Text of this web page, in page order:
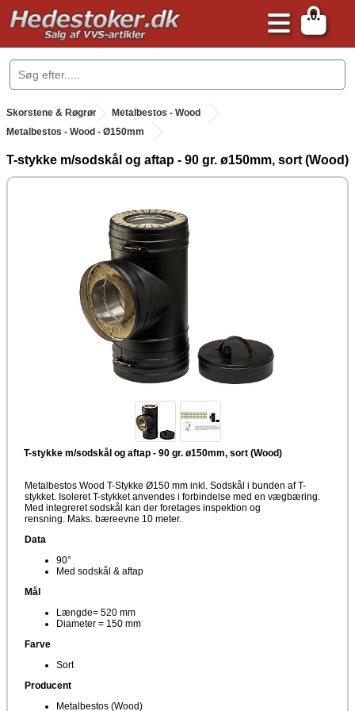
0
.
Skorstene & Røgrør .
Metalbestos - Wood
Metalbestos - Wood - Ø150mm
T-stykke m/sodskål og aftap - 90 gr. ø150mm, sort (Wood)
T-stykke m/sodskål og aftap - 90 gr. ø150mm, sort (Wood)
Metalbestos Wood T-Stykke Ø150 mm inkl. Sodskål i bunden af T-
stykket. Isoleret T-stykket anvendes i forbindelse med en vægbæring.
Med integreret sodskål kan der foretages inspektion og
rensning. Maks. bæreevne 10 meter.
Data
90°
Med sodskål & aftap
Mål
Længde= 520 mm
Diameter = 150 mm
Farve
Sort
Producent
Metalbestos (Wood)